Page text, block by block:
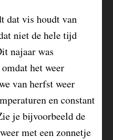
dat vis houdt van
niet de hele tijd
najaar was
het weer
van herfst weer
en constant
je bijvoorbeeld de
met een zonnetje